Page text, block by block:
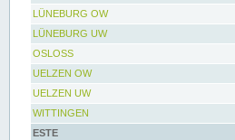
LÜNEBURG OW
LÜNEBURG UW
OSLOSS
UELZEN OW
UELZEN UW
WITTINGEN
ESTE